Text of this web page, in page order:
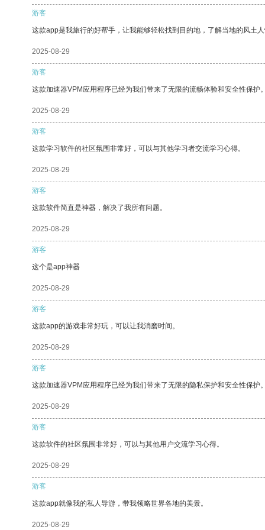
游客
这款app是我旅行的好帮手，让我能够轻松找到目的地，了解当地的风土
2025-08-29
游客
这款加速器VPM应用程序已经为我们带来了无限的流畅体验和安全性保护
2025-08-29
游客
这款学习软件的社区氛围非常好，可以与其他学习者交流学习心得。
2025-08-29
游客
这款软件简直是神器，解决了我所有问题。
2025-08-29
游客
这个是app神器
2025-08-29
游客
这款app的游戏非常好玩，可以让我消磨时间。
2025-08-29
游客
这款加速器VPM应用程序已经为我们带来了无限的隐私保护和安全性保护
2025-08-29
游客
这款软件的社区氛围非常好，可以与其他用户交流学习心得。
2025-08-29
游客
这款app就像我的私人导游，带我领略世界各地的美景。
2025-08-29